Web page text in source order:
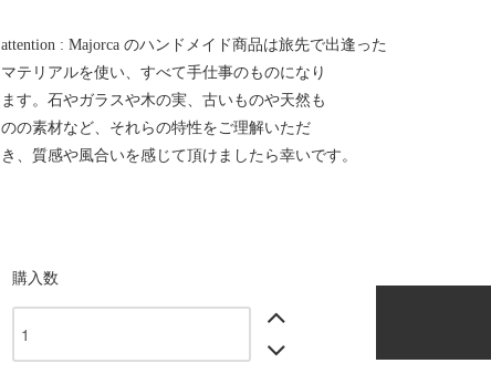
attention : Majorca のハンドメイド商品は旅先で出逢った
マテリアルを使い、すべて手仕事のものになり
ます。石やガラスや木の実、古いものや天然も
のの素材など、それらの特性をご理解いただ
き、質感や風合いを感じて頂けましたら幸いです。
購入数